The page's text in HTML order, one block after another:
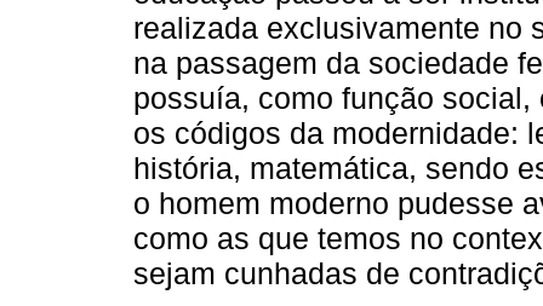
realizada exclusivamente no
na passagem da sociedade
possuía, como função
os códigos da modernidade:
história, matemática, sendo
o homem moderno pudesse
como as que temos no
sejam cunhadas de